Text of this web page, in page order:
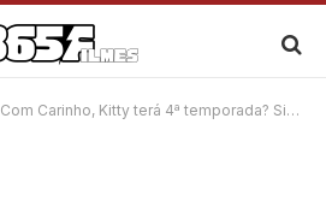
Com Carinho, Kitty terá 4ª temporada? Situação da série segue indefinida na Netflix